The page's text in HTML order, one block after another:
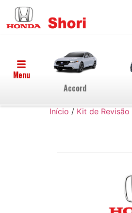
Menu
Accord
Início / Kit de Revisão